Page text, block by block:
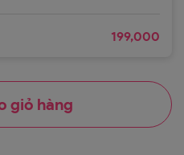
199,000
giỏ hàng